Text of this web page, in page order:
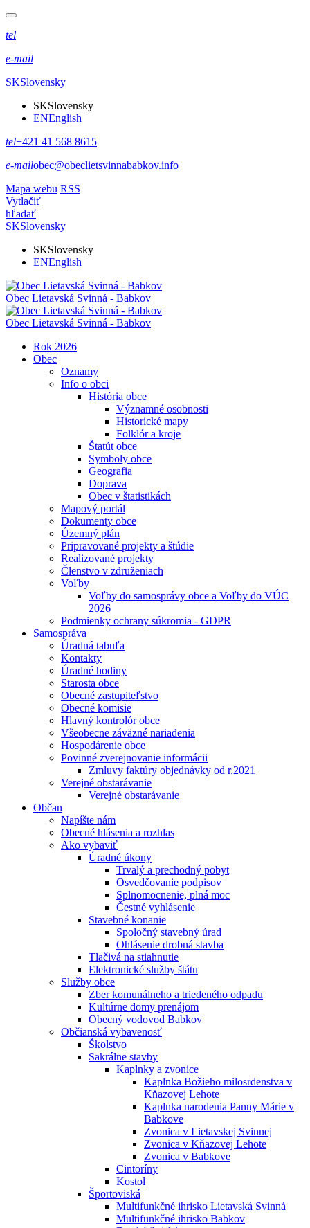
tel
e-mail
SKSlovensky
SKSlovensky
ENEnglish
tel+421 41 568 8615
e-mailobec@obeclietsvinnababkov.info
Mapa webu RSS
Vytlačiť
hľadať
SKSlovensky
SKSlovensky
ENEnglish
Obec Lietavská Svinná - Babkov
Obec Lietavská Svinná - Babkov
Rok 2026
Obec
Oznamy
Info o obci
História obce
Významné osobnosti
Historické mapy
Folklór a kroje
Štatút obce
Symboly obce
Geografia
Doprava
Obec v štatistikách
Mapový portál
Dokumenty obce
Územný plán
Pripravované projekty a štúdie
Realizované projekty
Členstvo v združeniach
Voľby
Voľby do samosprávy obce a Voľby do VÚC
2026
Podmienky ochrany súkromia - GDPR
Samospráva
Úradná tabuľa
Kontakty
Úradné hodiny
Starosta obce
Obecné zastupiteľstvo
Obecné komisie
Hlavný kontrolór obce
Všeobecne záväzné nariadenia
Hospodárenie obce
Povinné zverejnovanie informácii
Zmluvy faktúry objednávky od r.2021
Verejné obstarávanie
Verejné obstarávanie
Občan
Napíšte nám
Obecné hlásenia a rozhlas
Ako vybaviť
Úradné úkony
Trvalý a prechodný pobyt
Osvedčovanie podpisov
Splnomocnenie, plná moc
Čestné vyhlásenie
Stavebné konanie
Spoločný stavebný úrad
Ohlásenie drobná stavba
Tlačivá na stiahnutie
Elektronické služby štátu
Služby obce
Zber komunálneho a triedeného odpadu
Kultúrne domy prenájom
Obecný vodovod Babkov
Občianská vybavenosť
Školstvo
Sakrálne stavby
Kaplnky a zvonice
Kaplnka Božieho milosrdenstva v
Kňazovej Lehote
Kaplnka narodenia Panny Márie v
Babkove
Zvonica v Lietavskej Svinnej
Zvonica v Kňazovej Lehote
Zvonica v Babkove
Cintoríny
Kostol
Športoviská
Multifunkčné ihrisko Lietavská Svinná
Multifunkčné ihrisko Babkov